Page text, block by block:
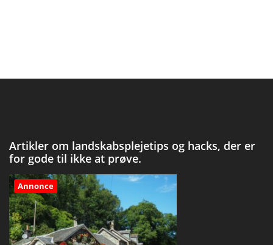
Artikler om landskabsplejetips og hacks, der er
for gode til ikke at prøve.
Annonce